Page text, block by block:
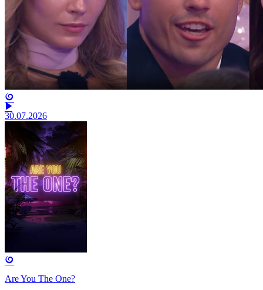
30.07.2026
Are You The One?